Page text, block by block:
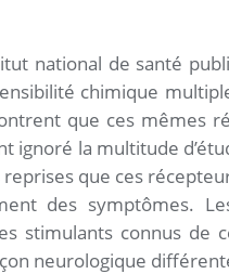
national de santé
chimique
que ces mêmes
ignoré la multitude
que ces
des symptômes.
stimulants connus
neurologique